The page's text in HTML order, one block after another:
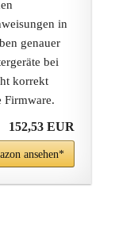
in
genauer
bei
korrekt
Firmware.
152,53 EUR
ansehen*